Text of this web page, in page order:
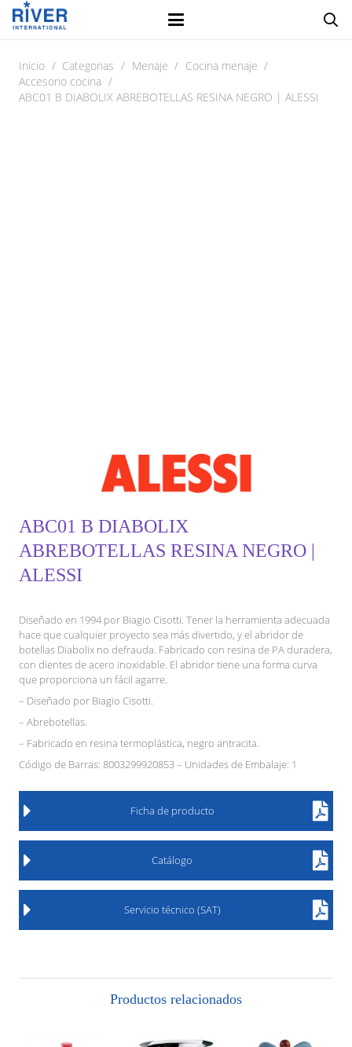
Inicio / Categorias / Menaje / Cocina menaje /
Accesorio cocina /
ABC01 B DIABOLIX ABREBOTELLAS RESINA NEGRO | ALESSI
ABC01 B DIABOLIX
ABREBOTELLAS RESINA NEGRO |
ALESSI
Diseñado en 1994 por Biagio Cisotti. Tener la herramienta adecuada
hace que cualquier proyecto sea más divertido, y el abridor de
botellas Diabolix no defrauda. Fabricado con resina de PA duradera,
con dientes de acero inoxidable. El abridor tiene una forma curva
que proporciona un fácil agarre.
– Diseñado por Biagio Cisotti.
– Abrebotellas.
– Fabricado en resina termoplástica, negro antracita.
Código de Barras: 8003299920853 – Unidades de Embalaje: 1
Ficha de producto
Catálogo
Servicio técnico (SAT)
Productos relacionados